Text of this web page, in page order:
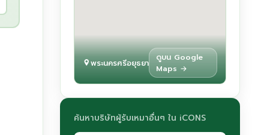
พระนครศรีอยุธยา
ดูบน Google
Maps →
ค้นหาบริษัทผู้รับเหมาอื่นๆ ใน iCONS